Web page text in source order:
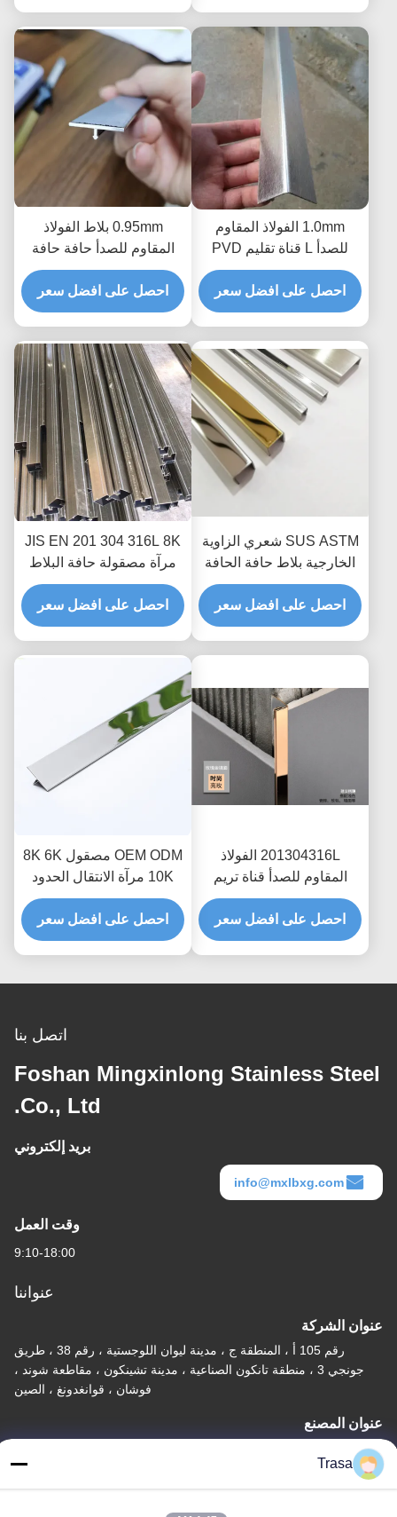
1.0mm الفولاذ المقاوم
للصدأ L قناة تقليم PVD
فراغ تصفيح التيتانيوم
احصل على افضل سعر
0.95mm بلاط الفولاذ
المقاوم للصدأ حافة حافة
خط معدني مخصص نحى
صب لحافة كونر المطبخ
احصل على افضل سعر
SUS ASTM شعري الزاوية
الخارجية بلاط حافة الحافة
لتزيين السيراميك
احصل على افضل سعر
JIS EN 201 304 316L 8K
مرآة مصقولة حافة البلاط
المصقول لحماية حافة
الجدار الأرضية
احصل على افضل سعر
201304316L الفولاذ
المقاوم للصدأ قناة تريم
الشخصي لكونر المطبخ
السيراميك حافة أو جدار
حماية الزخرفية
احصل على افضل سعر
OEM ODM مصقول 8K 6K
10K مرآة الانتقال الحدود
متفوقا تقليم لأدوات بلاط
الرخام كونر حافة الديكور
في الحمام
احصل على افضل سعر
اتصل بنا
Foshan Mingxinlong Stainless Steel
Co., Ltd.
بريد إلكتروني
info@mxlbxg.com
وقت العمل
9:10-18:00
عنواننا
عنوان الشركة
رقم 105 أ ، المنطقة ج ، مدينة ليوان اللوجستية ، رقم 38 ، طريق
جونجي 3 ، منطقة تانكون الصناعية ، مدينة تشينكون ، مقاطعة شوند ،
فوشان ، قوانغدونغ ، الصين
عنوان المصنع
جونجي 3 ، منطقة تانكون الصناعية ، مدينة تشينكون ، مقاطعة شوند ،
فوشان ، قوانغدونغ ، الصين
Trasa